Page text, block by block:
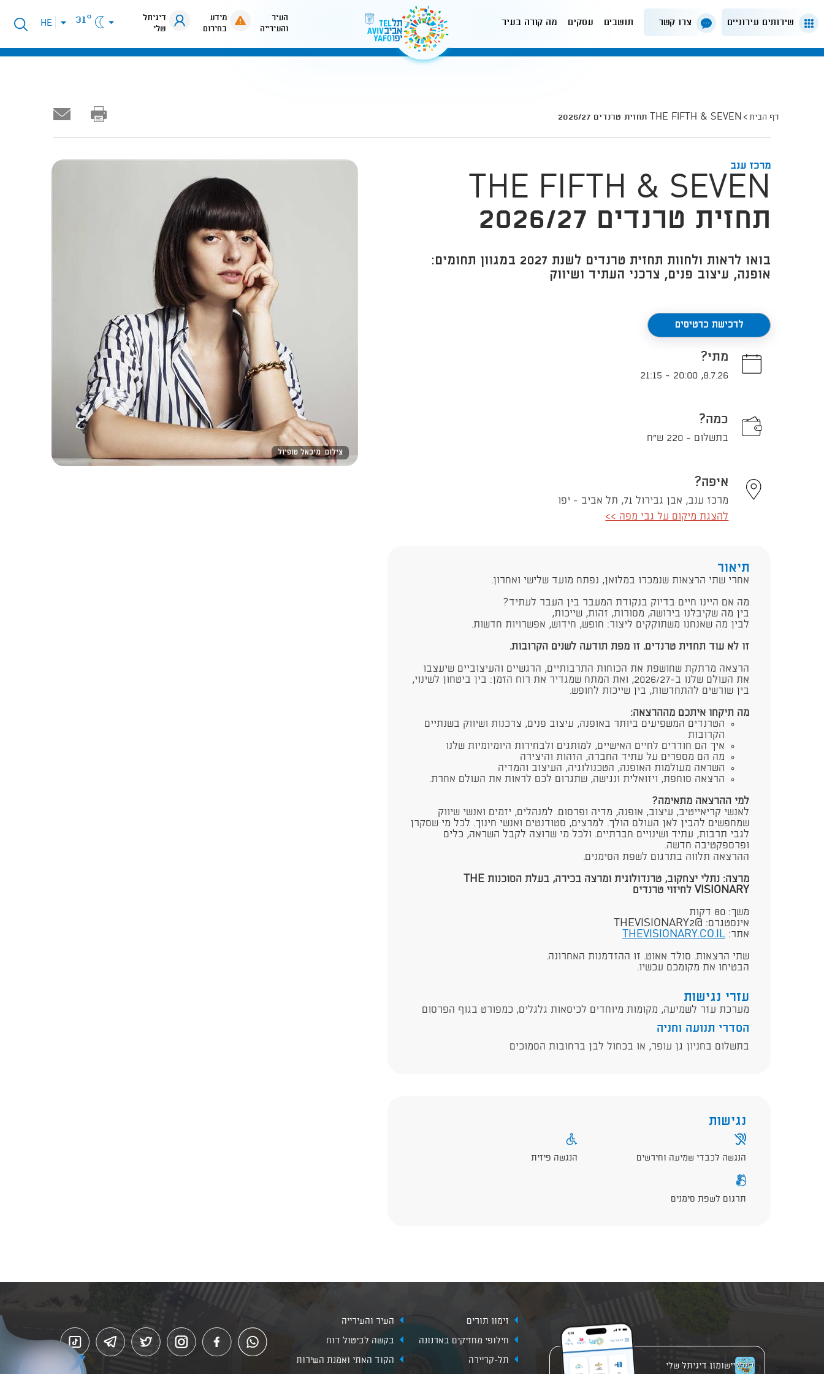
שירותים עירוניים צרו קשר תושבים עסקים מה קורה בעיר
העיר
והעירייה
מידע
בחירום
דיגיתל
שלי
31°
פתיחת
תפריט
HE
דף הבית THE FIFTH & SEVEN תחזית טרנדים 2026/27
צילום: מיכאל טופיול
מרכז ענב
THE FIFTH & SEVEN
תחזית טרנדים 2026/27
בואו לראות ולחוות תחזית טרנדים לשנת 2027 במגוון תחומים:
אופנה, עיצוב פנים, צרכני העתיד ושיווק
לרכישת כרטיסים
מתי?
8.7.26
,
20:00
-
21:15
כמה?
בתשלום - 220 ש"ח
איפה?
מרכז ענב, אבן גבירול 71, תל אביב - יפו
להצגת מיקום על גבי מפה >>
תיאור
​אחרי שתי הרצאות שנמכרו במלואן, נפתח מועד שלישי ואחרון.
מה אם היינו חיים בדיוק בנקודת המעבר בין העבר לעתיד?
בין מה שקיבלנו בירושה, מסורות, זהות, שייכות,
לבין מה שאנחנו משתוקקים ליצור: חופש, חידוש, אפשרויות חדשות.
זו לא עוד תחזית טרנדים. זו מפת תודעה לשנים הקרובות.
הרצאה מרתקת שחושפת את הכוחות התרבותיים, הרגשיים והעיצוביים שיעצבו
את העולם שלנו ב-2026/27, ואת המתח שמגדיר את רוח הזמן: בין ביטחון לשינוי,
בין שורשים להתחדשות, בין שייכות לחופש.
מה תיקחו איתכם מההרצאה:
הטרנדים המשפיעים ביותר באופנה, עיצוב פנים, צרכנות ושיווק בשנתיים
הקרובות
איך הם חודרים לחיים האישיים, למותגים ולבחירות היומיומיות שלנו
מה הם מספרים על עתיד החברה, הזהות והיצירה
השראה מעולמות האופנה, הטכנולוגיה, העיצוב והמדיה
הרצאה סוחפת, ויזואלית ונגישה, שתגרום לכם לראות את העולם אחרת.
למי ההרצאה מתאימה?
לאנשי קריאייטיב, עיצוב, אופנה, מדיה ופרסום. למנהלים, יזמים ואנשי שיווק
שמחפשים להבין לאן העולם הולך. למרצים, סטודנטים ואנשי חינוך. לכל מי שסקרן
לגבי תרבות, עתיד ושינויים חברתיים. ולכל מי שרוצה לקבל השראה, כלים
ופרספקטיבה חדשה.
ההרצאה תלווה בתרגום לשפת הסימנים.
מרצה: נתלי יצחקוב, טרנדולוגית ומרצה בכירה, בעלת הסוכנות THE
VISIONARY לחיזוי טרנדים
משך: 80 דקות
אינסטגרם: @THEVISIONARY2
אתר: THEVISIONARY.CO.IL
שתי הרצאות. סולד אאוט. זו ההזדמנות האחרונה.
הבטיחו את מקומכם עכשיו.​
עזרי נגישות
מערכת עזר לשמיעה, מקומות מיוחדים לכיסאות גלגלים, כמפורט בגוף הפרסום
הסדרי תנועה וחניה
בתשלום בחניון גן עופר, או בכחול לבן ברחובות הסמוכים
נגישות
הנגשה לכבדי שמיעה וחירשים הנגשה פיזית
תרגום לשפת סימנים
יישומון דיגיתל שלי
זימון תורים
העיר והעירייה
חילופי מחזיקים בארנונה
בקשה לביטול דוח
תל-קריירה
הקוד האתי ואמנת השירות